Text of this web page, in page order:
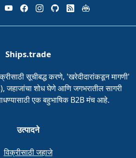
Ships.trade
सूचीबद्ध करणे, 'खरेदीदारांकडून मागणी'
शोध घेणे आणि जगभरातील सागरी
एक बहुभाषिक B2B मंच आहे.
उत्पादने
विक्रीसाठी जहाजे